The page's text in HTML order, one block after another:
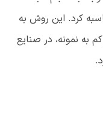
کرد. این روش به
به نمونه، در صنایع